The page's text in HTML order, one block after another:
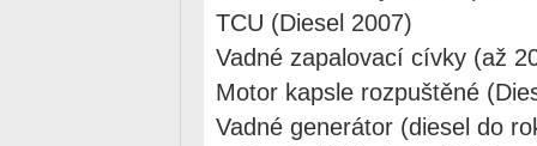
TCU (Diesel 2007)
Vadné zapalovací cívky (až
Motor kapsle rozpuštěné
Vadné generátor (diesel do